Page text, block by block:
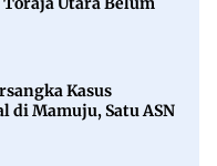
Kasus
di Mamuju, Satu ASN